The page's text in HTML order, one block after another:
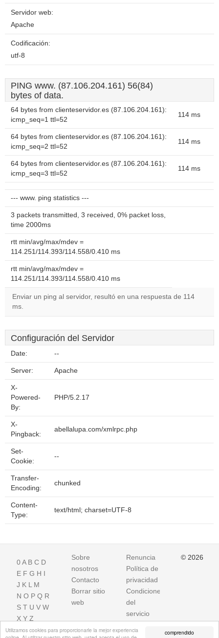
comprendido
Utilizamos cookies para proporcionarle la mejor experiencia
Servidor web:
Apache
Codificación:
utf-8
PING www. (87.106.204.161) 56(84)
bytes of data.
64 bytes from clienteservidor.es (87.106.204.161):
icmp_seq=1 ttl=52
114 ms
64 bytes from clienteservidor.es (87.106.204.161):
icmp_seq=2 ttl=52
114 ms
64 bytes from clienteservidor.es (87.106.204.161):
icmp_seq=3 ttl=52
114 ms
--- www. ping statistics ---
3 packets transmitted, 3 received, 0% packet loss,
time 2000ms
rtt min/avg/max/mdev =
114.251/114.393/114.558/0.410 ms
rtt min/avg/max/mdev =
114.251/114.393/114.558/0.410 ms
Enviar un ping al servidor, resultó en una respuesta de 114
ms.
Configuración del Servidor
Date: --
Server: Apache
X-
Powered-
By:
PHP/5.2.17
X-
Pingback:
abellalupa.com/xmlrpc.php
Set-
Cookie:
--
Transfer-
Encoding:
chunked
Content-
Type:
text/html; charset=UTF-8
0A B C D
E F G H I
J K L M
N O P Q R
S T U V W
X Y Z
Sobre
nosotros
Contacto
Borrar sitio
web
Renuncia
Política de
privacidad
Condiciones
del
servicio
© 2026